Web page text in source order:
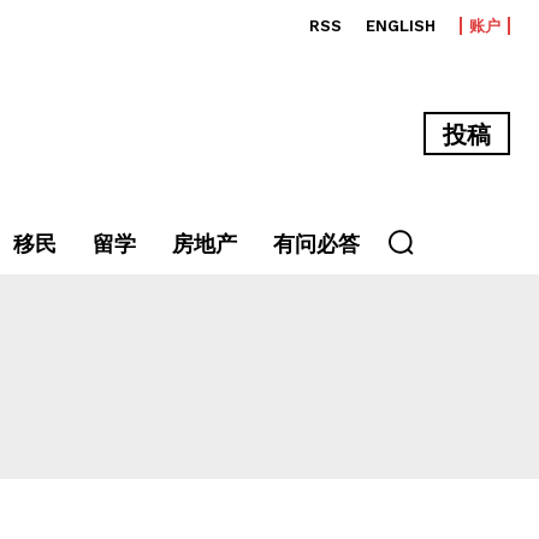
RSS ENGLISH 账户
投稿
移民 留学 房地产 有问必答